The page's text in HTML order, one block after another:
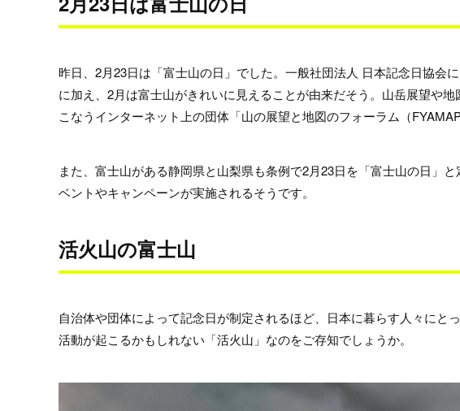
昨日、2月23日は「富士山の日」でした。一般社団法人 日本記念日協会
に加え、2月は富士山がきれいに見えることが由来だそう。山岳展望や
こなうインターネット上の団体「山の展望と地図のフォーラム（
また、富士山がある静岡県と山梨県も条例で2月23日を「富士山の日」
ベントやキャンペーンが実施されるそうです。
活火山の富士山
自治体や団体によって記念日が制定されるほど、日本に暮らす人々にと
活動が起こるかもしれない「活火山」なのをご存知でしょうか。